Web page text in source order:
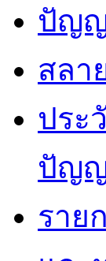
ปัญ
สลา
ประ
ปัญ
ราย